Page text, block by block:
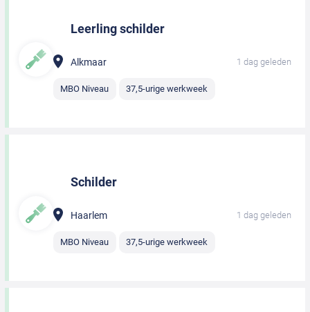
Leerling schilder
Alkmaar 1 dag geleden
MBO Niveau 37,5-urige werkweek
Schilder
Haarlem 1 dag geleden
MBO Niveau 37,5-urige werkweek